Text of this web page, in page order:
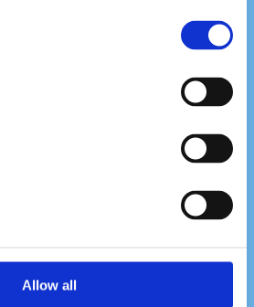
Allow all
och hur man
efter individens behov och
stödjande miljö för att främja
FaR-ledarnätverk
för att nå ut till
att göra träning och hälsa